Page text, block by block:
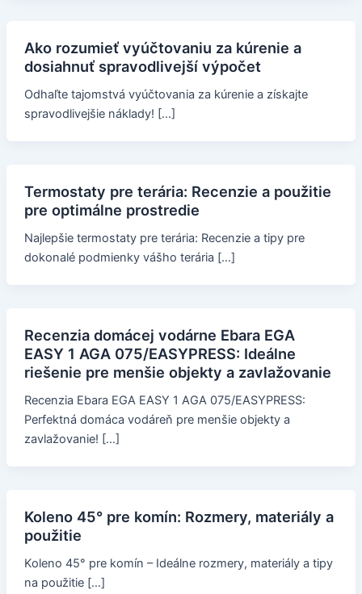
Ako rozumieť vyúčtovaniu za kúrenie a
dosiahnuť spravodlivejší výpočet
Odhaľte tajomstvá vyúčtovania za kúrenie a získajte
spravodlivejšie náklady! […]
Termostaty pre terária: Recenzie a použitie
pre optimálne prostredie
Najlepšie termostaty pre terária: Recenzie a tipy pre
dokonalé podmienky vášho terária […]
Recenzia domácej vodárne Ebara EGA
EASY 1 AGA 075/EASYPRESS: Ideálne
riešenie pre menšie objekty a zavlažovanie
Recenzia Ebara EGA EASY 1 AGA 075/EASYPRESS:
Perfektná domáca vodáreň pre menšie objekty a
zavlažovanie! […]
Koleno 45° pre komín: Rozmery, materiály a
použitie
Koleno 45° pre komín – Ideálne rozmery, materiály a tipy
na použitie […]